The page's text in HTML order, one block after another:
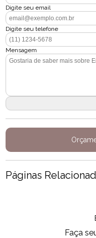
Digite seu email
Digite seu telefone
Mensagem
Páginas
Faça